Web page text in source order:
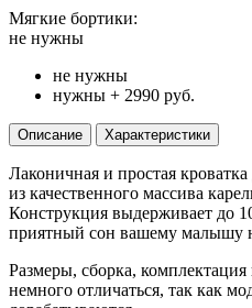
Мягкие бортики:
не нужны
не нужны
нужны + 2990 руб.
Описание Характеристики
Лаконичная и простая
из качественного массива
Конструкция выдерживает до
приятный сон вашему малышу
Размеры, сборка, комплектация
немного отличаться, так как